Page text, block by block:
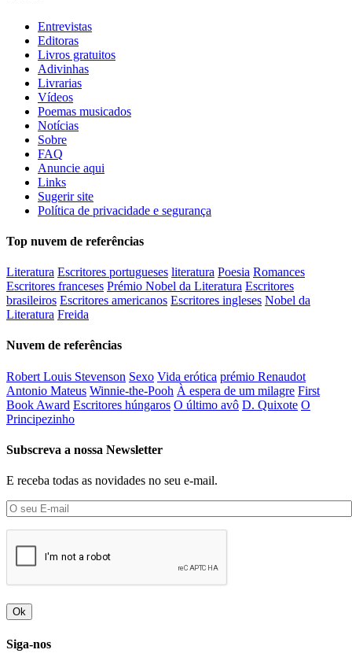
Entrevistas
Editoras
Livros gratuitos
Adivinhas
Livrarias
Vídeos
Poemas musicados
Notícias
Sobre
FAQ
Anuncie aqui
Links
Sugerir site
Política de privacidade e segurança
Top nuvem de referências
Literatura Escritores portugueses literatura Poesia Romances
Escritores franceses Prémio Nobel da Literatura Escritores
brasileiros Escritores americanos Escritores ingleses Nobel da
Literatura Freida
Nuvem de referências
Robert Louis Stevenson Sexo Vida erótica prémio Renaudot
Antonio Mateus Winnie-the-Pooh À espera de um milagre First
Book Award Escritores húngaros O último avô D. Quixote O
Principezinho
Subscreva a nossa Newsletter
E receba todas as novidades no seu e-mail.
Ok
Siga-nos